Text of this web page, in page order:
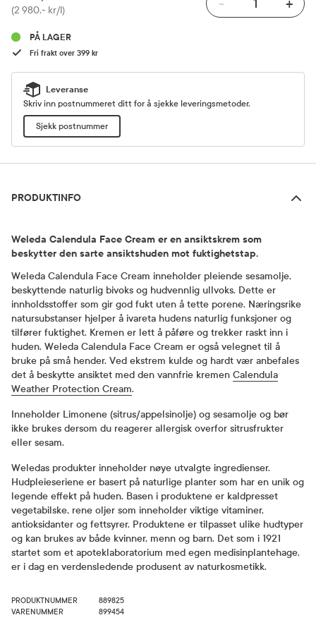
Pris
(2 980,- kr/l) - +
PÅ LAGER
Fri frakt over 399 kr
Leveranse
Skriv inn postnummeret ditt for å sjekke leveringsmetoder.
Sjekk postnummer
PRODUKTINFO
Weleda Calendula Face Cream er en ansiktskrem som
beskytter den sarte ansiktshuden mot fuktighetstap.
Weleda Calendula Face Cream inneholder pleiende sesamolje,
beskyttende naturlig bivoks og hudvennlig ullvoks. Dette er
innholdsstoffer som gir god fukt uten å tette porene. Næringsrike
natursubstanser hjelper å ivareta hudens naturlig funksjoner og
tilfører fuktighet. Kremen er lett å påføre og trekker raskt inn i
huden. Weleda Calendula Face Cream er også velegnet til å
bruke på små hender. Ved ekstrem kulde og hardt vær anbefales
det å beskytte ansiktet med den vannfrie kremen Calendula
Weather Protection Cream.
Inneholder Limonene (sitrus/appelsinolje) og sesamolje og bør
ikke brukes dersom du reagerer allergisk overfor sitrusfrukter
eller sesam.
Weledas produkter inneholder nøye utvalgte ingredienser.
Hudpleieseriene er basert på naturlige planter som har en unik og
legende effekt på huden. Basen i produktene er kaldpresset
vegetabilske, rene oljer som inneholder viktige vitaminer,
antioksidanter og fettsyrer. Produktene er tilpasset ulike hudtyper
og kan brukes av både kvinner, menn og barn. Det som i 1921
startet som et apoteklaboratorium med egen medisinplantehage,
er i dag en verdensledende produsent av naturkosmetikk.
PRODUKTNUMMER
889825
VARENUMMER
899454